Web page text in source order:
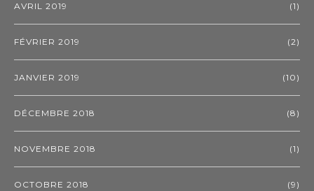
AVRIL 2019 (1)
FÉVRIER 2019 (2)
JANVIER 2019 (10)
DÉCEMBRE 2018 (8)
NOVEMBRE 2018 (1)
OCTOBRE 2018 (9)